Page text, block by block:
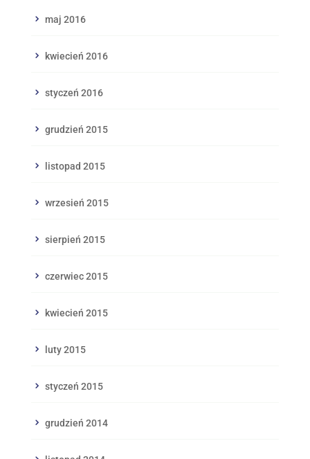
maj 2016
kwiecień 2016
styczeń 2016
grudzień 2015
listopad 2015
wrzesień 2015
sierpień 2015
czerwiec 2015
kwiecień 2015
luty 2015
styczeń 2015
grudzień 2014